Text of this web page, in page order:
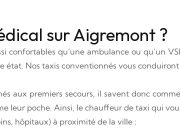
sur Aigremont ?
confortables qu’une ambulance ou qu’un
Nos taxis conventionnés vous
aux premiers secours, il savent donc
leur poche. Ainsi, le chauffeur de taxi qui
hôpitaux) à proximité de la ville :